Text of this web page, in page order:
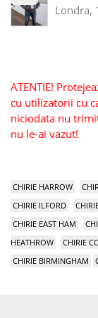
Londra,
ATENTIE!
cu utilizatorii cu
niciodata nu
nu le-ai vazut!
CHIRIE HARROW
CHIRIE ILFORD
CHIRIE EAST HAM
HEATHROW
CHIRIE
CHIRIE BIRMINGHAM